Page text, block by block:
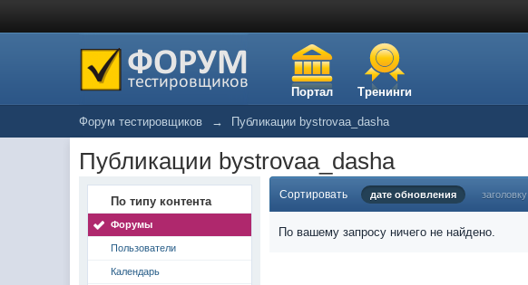
Портал Тренинги
Форум тестировщиков → Публикации bystrovaa_dasha
Публикации bystrovaa_dasha
По типу контента
Форумы
Пользователи
Календарь
Сортировать дате обновления заголовку
По вашему запросу ничего не найдено.